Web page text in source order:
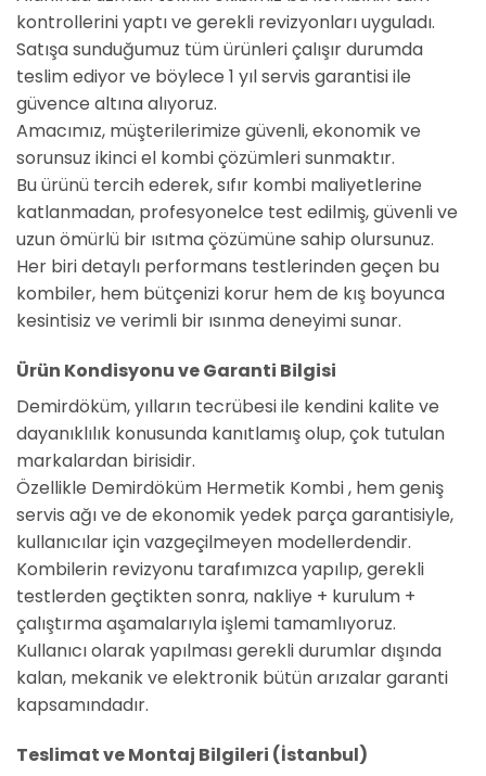
kontrollerini yaptı ve gerekli revizyonları uyguladı.
Satışa sunduğumuz tüm ürünleri çalışır durumda
teslim ediyor ve böylece 1 yıl servis garantisi ile
güvence altına alıyoruz.
Amacımız, müşterilerimize güvenli, ekonomik ve
sorunsuz ikinci el kombi çözümleri sunmaktır.
Bu ürünü tercih ederek, sıfır kombi maliyetlerine
katlanmadan, profesyonelce test edilmiş, güvenli ve
uzun ömürlü bir ısıtma çözümüne sahip olursunuz.
Her biri detaylı performans testlerinden geçen bu
kombiler, hem bütçenizi korur hem de kış boyunca
kesintisiz ve verimli bir ısınma deneyimi sunar.
Ürün Kondisyonu ve Garanti Bilgisi
Demirdöküm, yılların tecrübesi ile kendini kalite ve
dayanıklılık konusunda kanıtlamış olup, çok tutulan
markalardan birisidir.
Özellikle Demirdöküm Hermetik Kombi , hem geniş
servis ağı ve de ekonomik yedek parça garantisiyle,
kullanıcılar için vazgeçilmeyen modellerdendir.
Kombilerin revizyonu tarafımızca yapılıp, gerekli
testlerden geçtikten sonra, nakliye + kurulum +
çalıştırma aşamalarıyla işlemi tamamlıyoruz.
Kullanıcı olarak yapılması gerekli durumlar dışında
kalan, mekanik ve elektronik bütün arızalar garanti
kapsamındadır.
Teslimat ve Montaj Bilgileri (İstanbul)